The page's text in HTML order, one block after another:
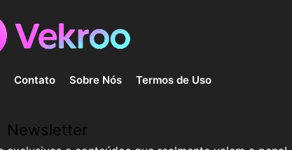
Contato Sobre Nós Termos de Uso
Newsletter